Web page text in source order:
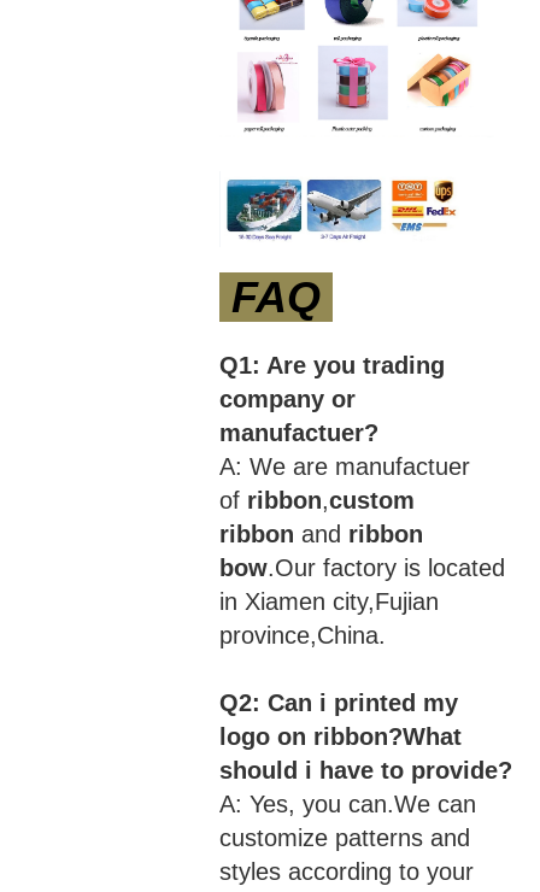
FAQ
Q1: Are you trading
company or
manufactuer?
A: We are manufactuer
of ribbon,custom
ribbon and ribbon
bow.Our factory is located
in Xiamen city,Fujian
province,China.
Q2: Can i printed my
logo on ribbon?What
should i have to provide?
A: Yes, you can.We can
customize patterns and
styles according to your